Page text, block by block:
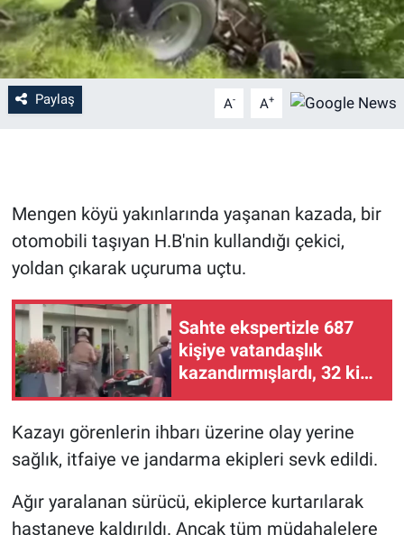
Paylaş A- A+
Mengen köyü yakınlarında yaşanan kazada, bir
otomobili taşıyan H.B'nin kullandığı çekici,
yoldan çıkarak uçuruma uçtu.
Sahte ekspertizle 687
kişiye vatandaşlık
kazandırmışlardı, 32 kişi
tutuklandı
Kazayı görenlerin ihbarı üzerine olay yerine
sağlık, itfaiye ve jandarma ekipleri sevk edildi.
Ağır yaralanan sürücü, ekiplerce kurtarılarak
hastaneye kaldırıldı. Ancak tüm müdahalelere